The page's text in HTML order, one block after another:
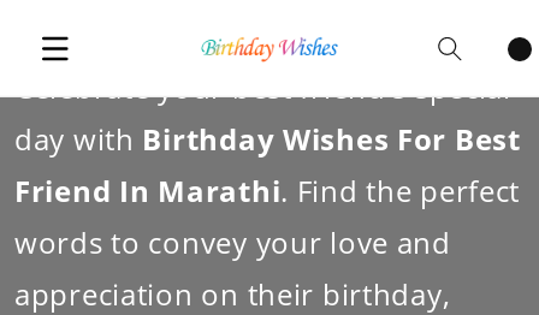
Cartitems
Celebrate your best friend's special
day with Birthday Wishes For Best
Friend In Marathi. Find the perfect
words to convey your love and
appreciation on their birthday,